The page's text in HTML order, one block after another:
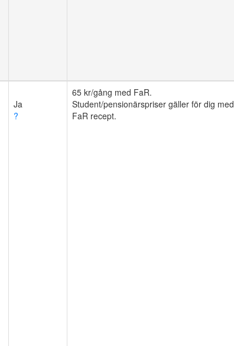
?
65 kr/gång med FaR.
Student/pensionärspriser gäller för dig med
FaR recept.